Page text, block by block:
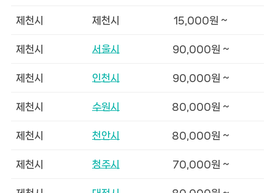
제천시 제천시 15,000원 ~
제천시 서울시 90,000원 ~
제천시 인천시 90,000원 ~
제천시 수원시 80,000원 ~
제천시 천안시 80,000원 ~
제천시 청주시 70,000원 ~